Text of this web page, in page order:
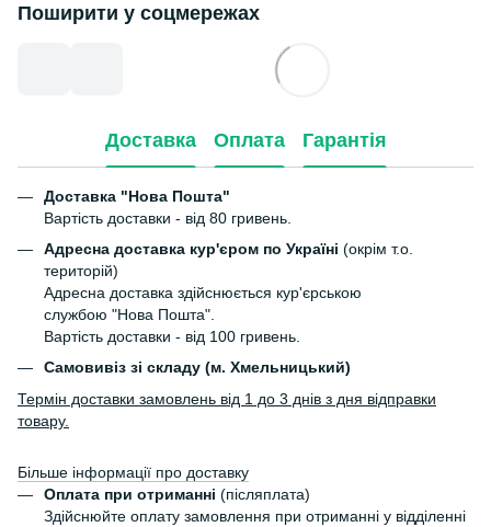
Поширити у соцмережах
Доставка Оплата Гарантія
Доставка "Нова Пошта"
Вартість доставки - від 80 гривень.
Адресна доставка кур'єром по Україні (окрім т.о.
територій)
Адресна доставка здійснюється кур'єрською
службою "Нова Пошта".
Вартість доставки - від 100 гривень.
Самовивіз зі складу (м. Хмельницький)
Термін доставки замовлень від 1 до 3 днів з дня відправки
товару.
Більше інформації про доставку
Оплата при отриманні (післяплата)
Здійснюйте оплату замовлення при отриманні у відділенні